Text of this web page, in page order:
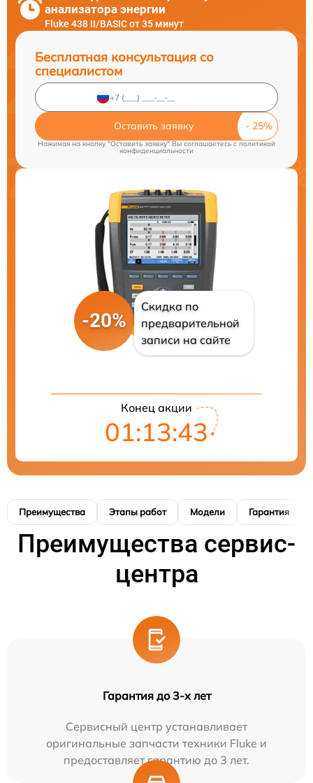
анализатора энергии
Fluke 438 II/BASIC от 35 минут
Бесплатная консультация со
специалистом
Оставить заявку
Нажимая на кнопку "Оставить заявку" Вы соглашаетесь cполитикой
конфиденциальности
-20%
Скидка по
предварительной
записи на сайте
Конец акции
01:13:42
Преимущества Этапы работ Модели Гарантия
Преимущества сервис-
центра
Гарантия до 3-х лет
Сервисный центр устанавливает
оригинальные запчасти техники Fluke и
предоставляет гарантию до 3 лет.